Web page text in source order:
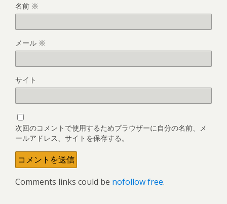
名前 ※
メール ※
サイト
次回のコメントで使用するためブラウザーに自分の名前、メ
ールアドレス、サイトを保存する。
Comments links could be nofollow free.